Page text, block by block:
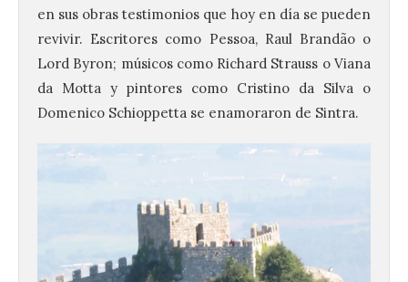
en sus obras testimonios que hoy en día se pueden
revivir. Escritores como Pessoa, Raul Brandão o
Lord Byron; músicos como Richard Strauss o Viana
da Motta y pintores como Cristino da Silva o
Domenico Schioppetta se enamoraron de Sintra.